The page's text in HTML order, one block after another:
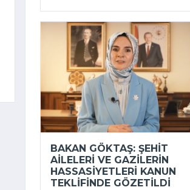
BAKAN GÖKTAŞ: ŞEHIT
AILELERI VE GAZILERIN
HASSASIYETLERI KANUN
TEKLIFINDE GÖZETILDI